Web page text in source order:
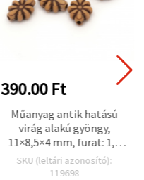
390.00 Ft
Műanyag antik hatású
virág alakú gyöngy,
11×8,5×4 mm, furat: 1,5
mm, barna, 50 g (~225 db)
SKU (leltári azonosító):
119698